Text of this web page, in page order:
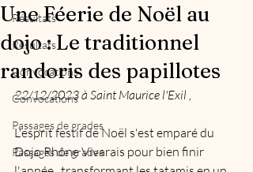
Résultats
Résultats
Convocations
Convocations
Passages de grades
Passages de grades
Une Féerie de Noël au
dojo : Le traditionnel
randoris des papillotes
22/12/2023 à Saint Maurice l'Exil ,
L'esprit festif de Noël s'est emparé du
Dojo Rhône Vivarais pour bien finir